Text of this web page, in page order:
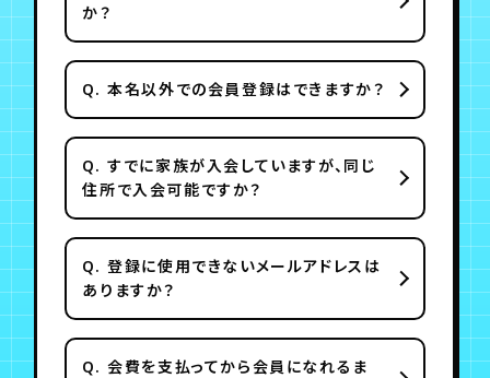
か？
Q. 本名以外での会員登録はできますか？
Q. すでに家族が入会していますが、同じ
住所で入会可能ですか？
Q. 登録に使用できないメールアドレスは
ありますか？
Q. 会費を支払ってから会員になれるま